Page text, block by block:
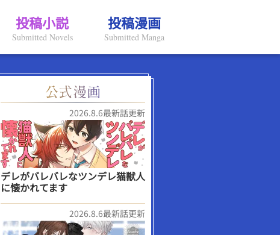
投稿小説
Submitted Novels
投稿漫画
Submitted Manga
2026.8.6最新話更新
デレがバレバレなツンデレ猫獣人
に懐かれてます
2026.8.6最新話更新